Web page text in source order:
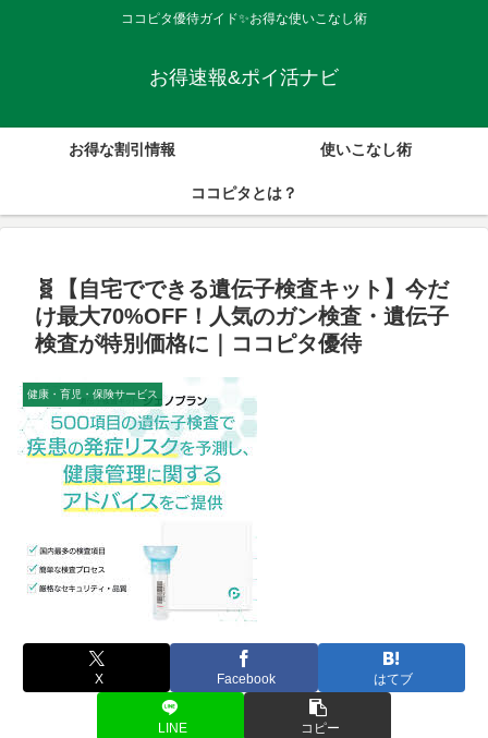
ココピタ優待ガイド✨お得な使いこなし術
お得速報&ポイ活ナビ
お得な割引情報 使いこなし術
ココピタとは？
🧬【自宅でできる遺伝子検査キット】今だ
け最大70%OFF！人気のガン検査・遺伝子
検査が特別価格に｜ココピタ優待
健康・育児・保険サービス
X Facebook はてブ
LINE コピー